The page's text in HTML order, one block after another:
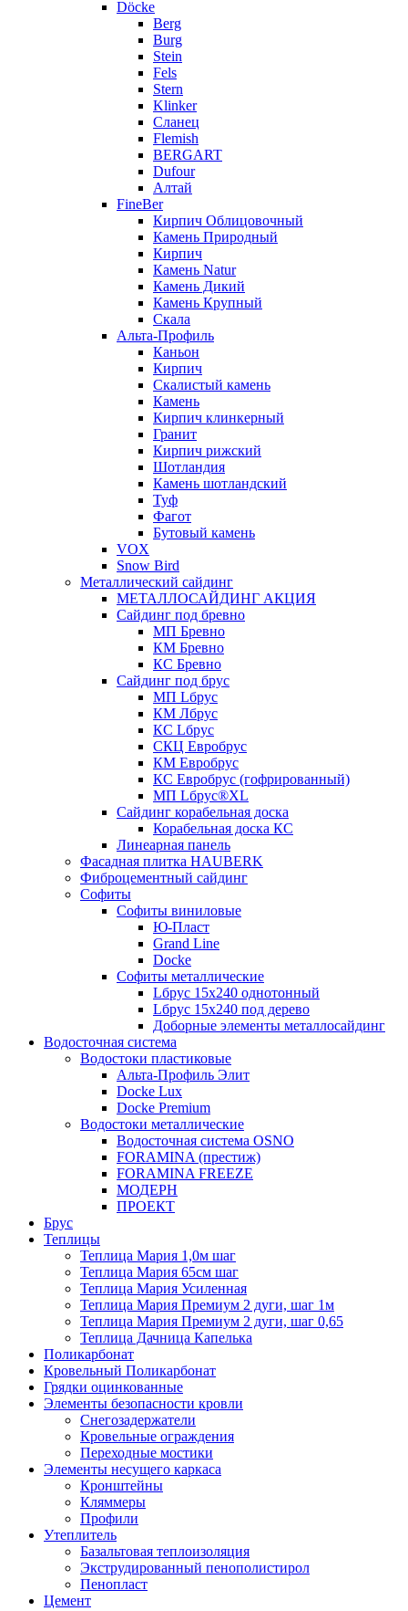
Döcke
Berg
Burg
Stein
Fels
Stern
Klinker
Сланец
Flemish
BERGART
Dufour
Алтай
FineBer
Кирпич Облицовочный
Камень Природный
Кирпич
Камень Natur
Камень Дикий
Камень Крупный
Скала
Альта-Профиль
Каньон
Кирпич
Скалистый камень
Камень
Кирпич клинкерный
Гранит
Кирпич рижский
Шотландия
Камень шотландский
Туф
Фагот
Бутовый камень
VOX
Snow Bird
Металлический сайдинг
МЕТАЛЛОСАЙДИНГ АКЦИЯ
Сайдинг под бревно
МП Бревно
КМ Бревно
КС Бревно
Сайдинг под брус
МП Lбрус
КМ Лбрус
КС Lбрус
СКЦ Евробрус
КМ Евробрус
КС Евробрус (гофрированный)
МП Lбрус®XL
Сайдинг корабельная доска
Корабельная доска КС
Линеарная панель
Фасадная плитка HAUBERK
Фиброцементный сайдинг
Софиты
Софиты виниловые
Ю-Пласт
Grand Line
Docke
Софиты металлические
Lбрус 15x240 однотонный
Lбрус 15x240 под дерево
Доборные элементы металлосайдинг
Водосточная система
Водостоки пластиковые
Альта-Профиль Элит
Docke Lux
Docke Premium
Водостоки металлические
Водосточная система OSNO
FORAMINA (престиж)
FORAMINA FREEZE
МОДЕРН
ПРОЕКТ
Брус
Теплицы
Теплица Мария 1,0м шаг
Теплица Мария 65см шаг
Теплица Мария Усиленная
Теплица Мария Премиум 2 дуги, шаг 1м
Теплица Мария Премиум 2 дуги, шаг 0,65
Теплица Дачница Капелька
Поликарбонат
Кровельный Поликарбонат
Грядки оцинкованные
Элементы безопасности кровли
Снегозадержатели
Кровельные ограждения
Переходные мостики
Элементы несущего каркаса
Кронштейны
Кляммеры
Профили
Утеплитель
Базальтовая теплоизоляция
Экструдированный пенополистирол
Пенопласт
Цемент